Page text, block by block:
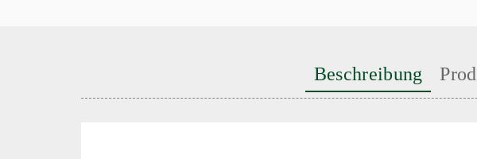
Beschreibung